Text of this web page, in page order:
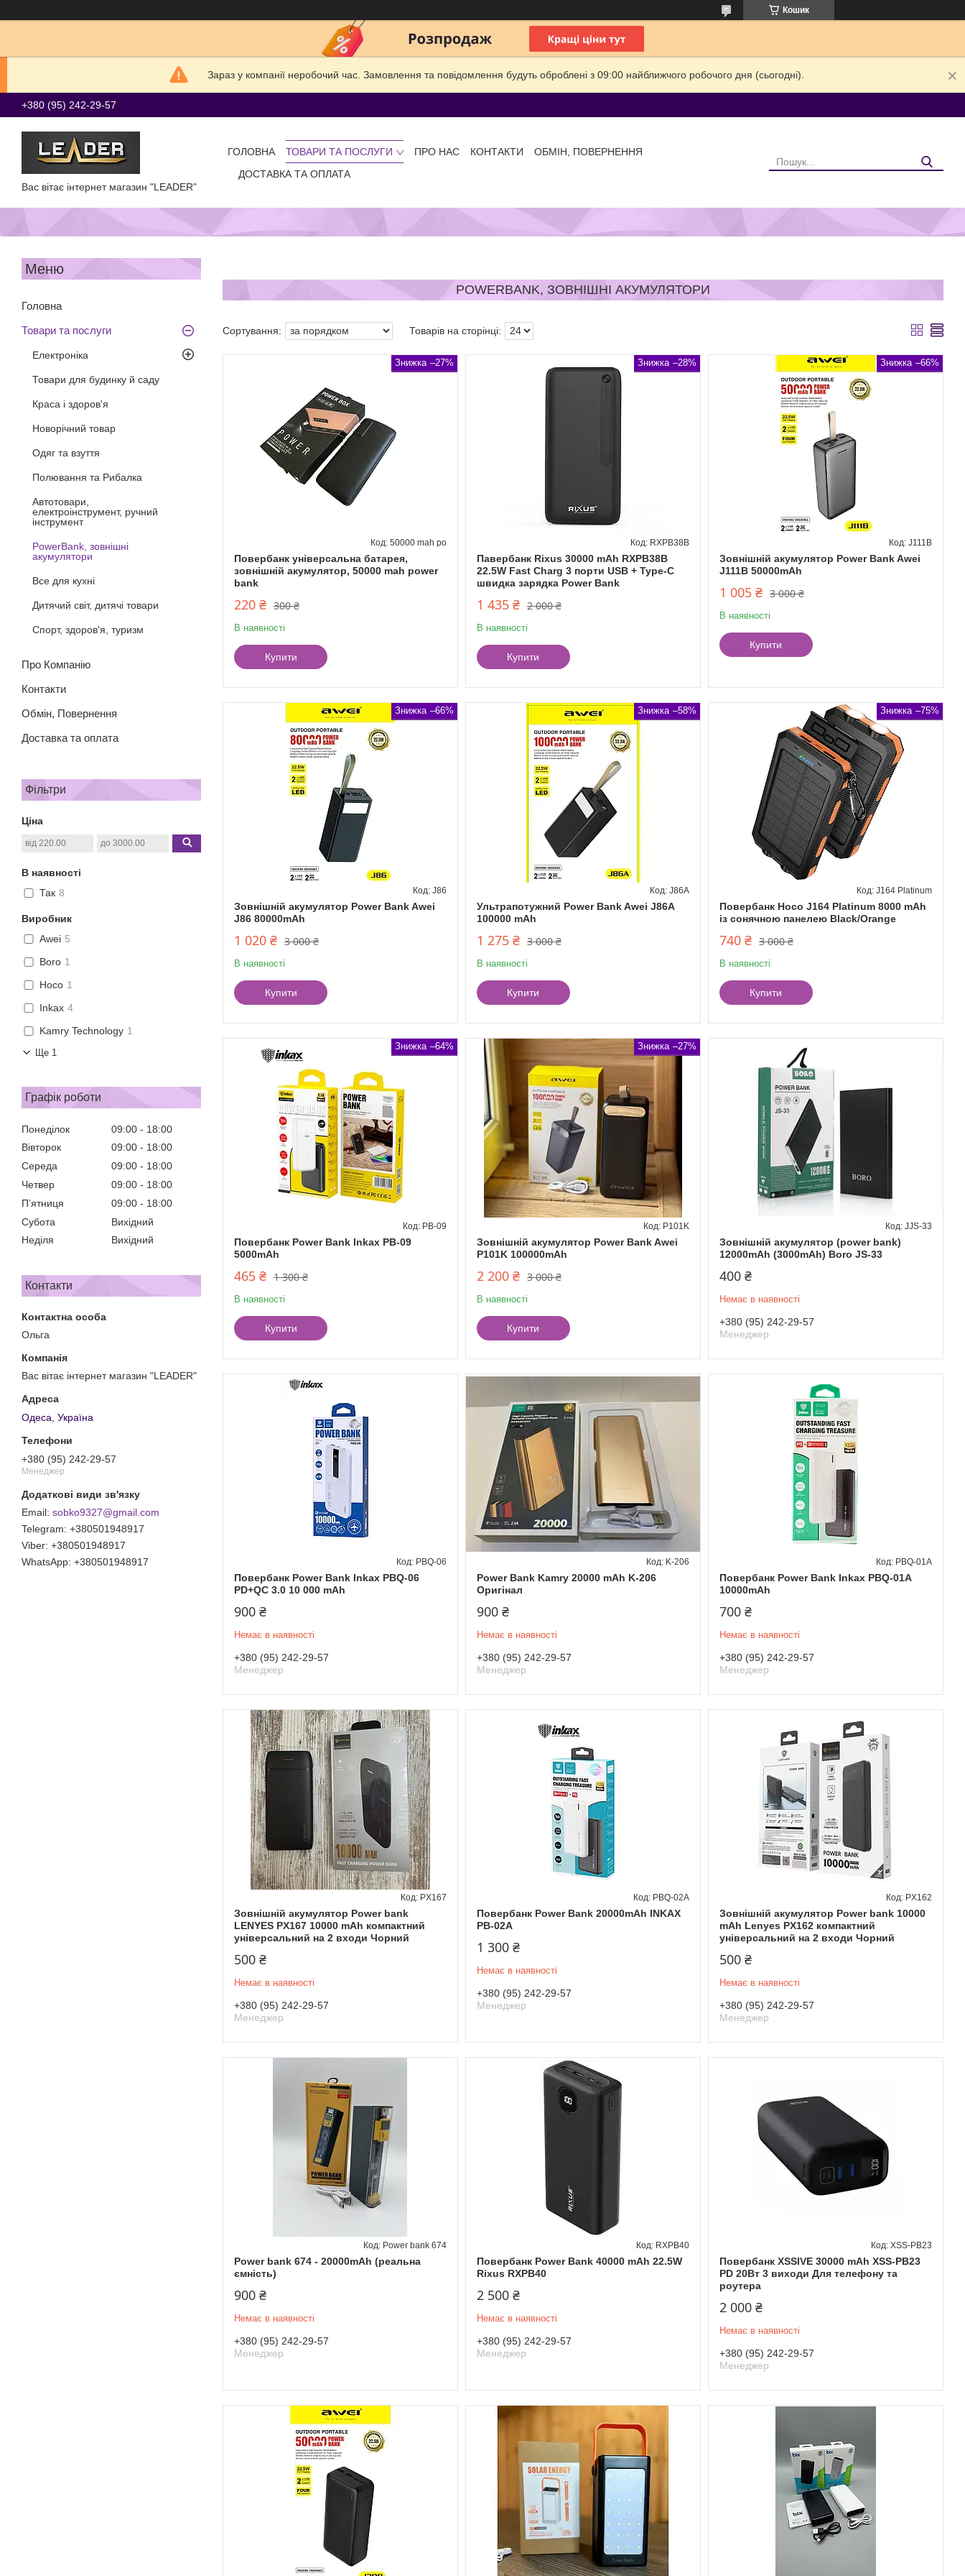
Кошик
Зараз у компанії неробочий час. Замовлення та повідомлення будуть оброблені з 09:00 найближчого робочого дня (сьогодні).
+380 (95) 242-29-57
Вас вітає інтернет магазин "LEADER"
ГОЛОВНА ТОВАРИ ТА ПОСЛУГИ ПРО НАС КОНТАКТИ
ОБМІН, ПОВЕРНЕННЯ
ДОСТАВКА ТА ОПЛАТА
Головна
Товари та послуги
Електроніка
Товари для будинку й саду
Краса і здоров'я
Новорічний товар
Одяг та взуття
Полювання та Рибалка
Автотовари,
електроінструмент, ручний
інструмент
PowerBank, зовнішні
акумулятори
Все для кухні
Дитячий світ, дитячі товари
Спорт, здоров'я, туризм
Про Компанію
Контакти
Обмін, Повернення
Доставка та оплата
Фільтри
Ціна
В наявності
Так 8
Виробник
Awei 5
Boro 1
Hoco 1
Inkax 4
Kamry Technology 1
Ще 1
Графік роботи
Понеділок 09:00
18:00
Вівторок
09:00
18:00
Середа
09:00
18:00
Четвер
09:00
18:00
Пʼятниця
09:00
18:00
Субота
Вихідний
Неділя
Вихідний
Контакти
Ольга
Вас вітає інтернет магазин "LEADER"
Одеса, Україна
+380 (95) 242-29-57
Менеджер
sobko9327@gmail.com
+380501948917
+380501948917
+380501948917
POWERBANK, ЗОВНІШНІ АКУМУЛЯТОРИ
–27%
Повербанк універсальна батарея,
зовнішній акумулятор, 50000 mah power
bank
50000 mah po
300 ₴
220 ₴
В наявності
Купити
–28%
Павербанк Rixus 30000 mAh RXPB38B
22.5W Fast Charg 3 порти USB + Type-C
швидка зарядка Power Bank
RXPB38B
2 000 ₴
1 435 ₴
В наявності
Купити
–66%
Зовнішній акумулятор Power Bank Awei
J111B 50000mAh
J111B
3 000 ₴
1 005 ₴
В наявності
Купити
–66%
Зовнішній акумулятор Power Bank Awei
J86 80000mAh
J86
3 000 ₴
1 020 ₴
В наявності
Купити
–58%
Ультрапотужний Power Bank Awei J86A
100000 mAh
J86A
3 000 ₴
1 275 ₴
В наявності
Купити
–75%
Повербанк Hoco J164 Platinum 8000 mAh
із сонячною панелею Black/Orange
J164 Platinum
3 000 ₴
740 ₴
В наявності
Купити
–64%
Повербанк Power Bank Inkax PB-09
5000mAh
PB-09
1 300 ₴
465 ₴
В наявності
Купити
–27%
Зовнішній акумулятор Power Bank Awei
P101K 100000mAh
P101K
3 000 ₴
2 200 ₴
В наявності
Купити
Зовнішній акумулятор (power bank)
12000mAh (3000mAh) Boro JS-33
JJS-33
400 ₴
Немає в наявності
+380 (95) 242-29-57
Менеджер
Повербанк Power Bank Inkax PBQ-06
PD+QC 3.0 10 000 mAh
PBQ-06
900 ₴
Немає в наявності
+380 (95) 242-29-57
Менеджер
Power Bank Kamry 20000 mAh K-206
Оригінал
K-206
900 ₴
Немає в наявності
+380 (95) 242-29-57
Менеджер
Повербанк Power Bank Inkax PBQ-01A
10000mAh
PBQ-01A
700 ₴
Немає в наявності
+380 (95) 242-29-57
Менеджер
Зовнішній акумулятор Power bank
LENYES PX167 10000 mAh компактний
універсальний на 2 входи Чорний
PX167
500 ₴
Немає в наявності
+380 (95) 242-29-57
Менеджер
Повербанк Power Bank 20000mAh INKAX
PB-02A
PBQ-02A
1 300 ₴
Немає в наявності
+380 (95) 242-29-57
Менеджер
Зовнішній акумулятор Power bank 10000
mAh Lenyes PX162 компактний
універсальний на 2 входи Чорний
PX162
500 ₴
Немає в наявності
+380 (95) 242-29-57
Менеджер
Power bank 674 - 20000mAh (реальна
ємність)
Power bank 674
900 ₴
Немає в наявності
+380 (95) 242-29-57
Менеджер
Повербанк Power Bank 40000 mAh 22.5W
Rixus RXPB40
RXPB40
2 500 ₴
Немає в наявності
+380 (95) 242-29-57
Менеджер
Повербанк XSSIVE 30000 mAh XSS-PB23
PD 20Вт 3 виходи Для телефону та
роутера
XSS-PB23
2 000 ₴
Немає в наявності
+380 (95) 242-29-57
Менеджер